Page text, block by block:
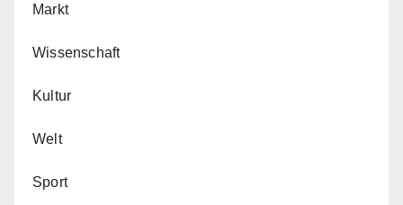
Markt
Wissenschaft
Kultur
Welt
Sport